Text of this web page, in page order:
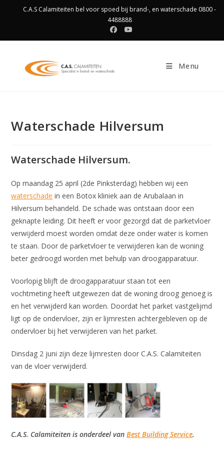
C.A.S Calamiteiten bel voor spoed bij brand-, en waterschade 0800 -
4488888
Menu
Waterschade Hilversum
Waterschade Hilversum.
Op maandag 25 april (2de Pinksterdag) hebben wij een
waterschade in een Botox kliniek aan de Arubalaan in
Hilversum behandeld. De schade was ontstaan door een
geknapte leiding. Dit heeft er voor gezorgd dat de parketvloer
verwijderd moest worden omdat deze onder water is komen
te staan. Door de parketvloer te verwijderen kan de woning
beter gedroogd worden met behulp van droogapparatuur.
Voorlopig blijft de droogapparatuur staan tot een
vochtmeting heeft uitgewezen dat de woning droog genoeg is
en het verwijderd kan worden. Doordat het parket vastgelijmd
ligt op de ondervloer, zijn er lijmresten achtergebleven op de
ondervloer bij het verwijderen van het parket.
Dinsdag 2 juni zijn deze lijmresten door C.A.S. Calamiteiten
van de vloer verwijderd.
C.A.S. Calamiteiten is onderdeel vanBest Building Service.